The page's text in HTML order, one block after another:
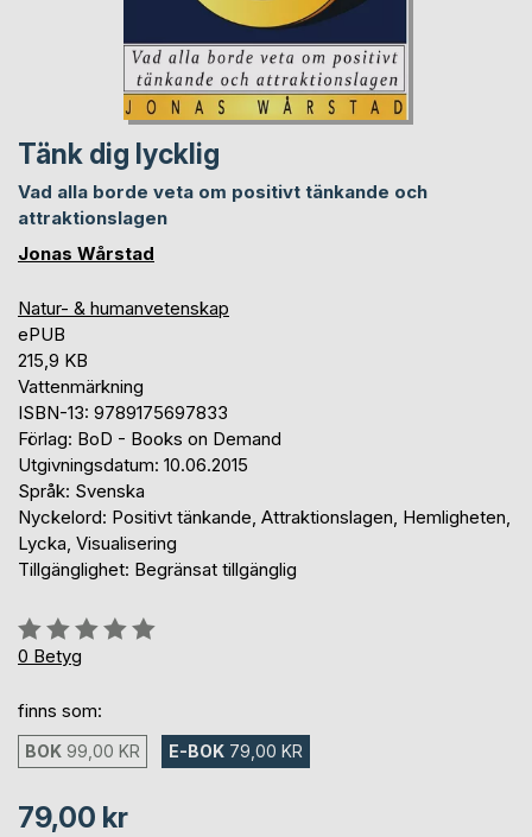
Tänk dig lycklig
Vad alla borde veta om positivt tänkande och
attraktionslagen
Jonas Wårstad
Natur- & humanvetenskap
ePUB
215,9 KB
Vattenmärkning
ISBN-13: 9789175697833
Förlag: BoD - Books on Demand
Utgivningsdatum: 10.06.2015
Språk: Svenska
Nyckelord: Positivt tänkande, Attraktionslagen, Hemligheten,
Lycka, Visualisering
Tillgänglighet: Begränsat tillgänglig
Betyg::
0%
0 Betyg
finns som:
BOK 99,00 KR E-BOK 79,00 KR
79,00 kr